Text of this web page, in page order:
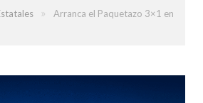
»
Arranca el Paquetazo 3×1 en